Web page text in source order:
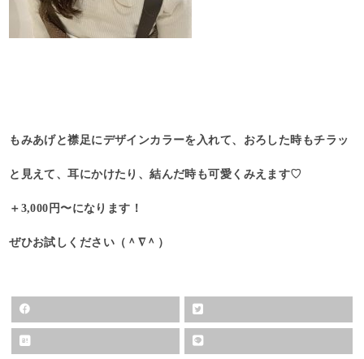
もみあげと襟足にデザインカラーを入れて、おろした時もチラッ
と見えて、耳にかけたり、結んだ時も可愛くみえます♡
＋3,000円〜になります！
ぜひお試しください（＾∇＾）